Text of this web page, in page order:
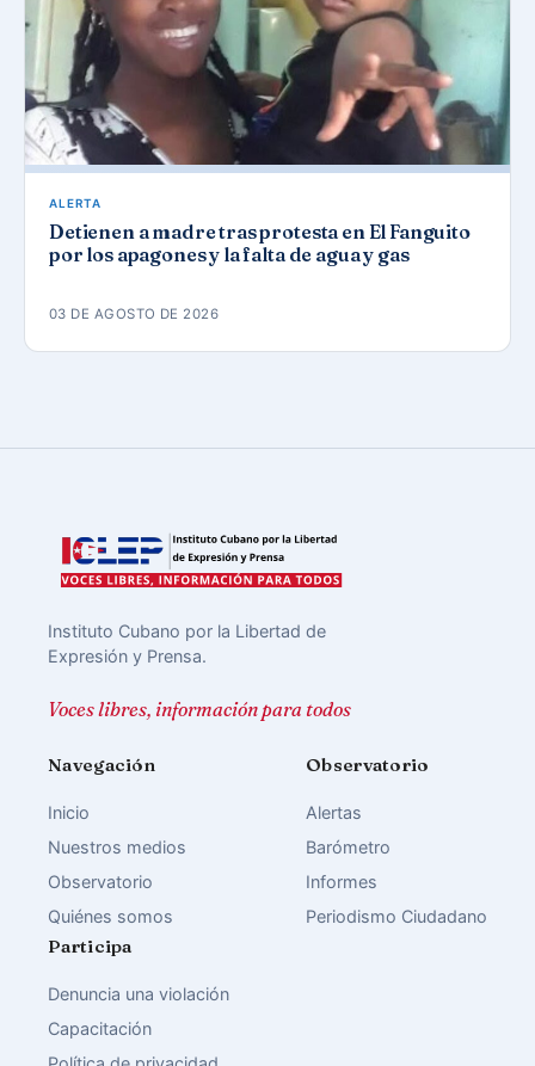
ALERTA
Detienen a madre tras protesta en El Fanguito
por los apagones y la falta de agua y gas
03 DE AGOSTO DE 2026
Instituto Cubano por la Libertad de
Expresión y Prensa.
Voces libres, información para todos
Navegación
Inicio
Nuestros medios
Observatorio
Quiénes somos
Observatorio
Alertas
Barómetro
Informes
Periodismo Ciudadano
Participa
Denuncia una violación
Capacitación